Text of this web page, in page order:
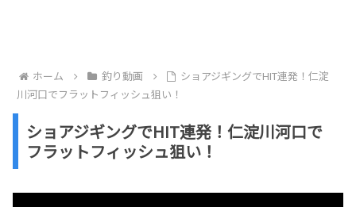
ホーム 釣り動画
ショアジギングでHIT連発！仁淀
川河口でフラットフィッシュ狙い！
ショアジギングでHIT連発！仁淀川河口で
フラットフィッシュ狙い！